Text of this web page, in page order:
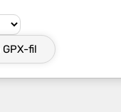
GPX-fil